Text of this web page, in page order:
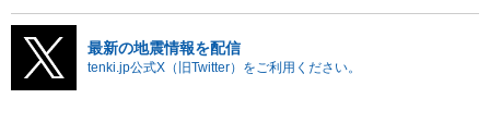
最新の地震情報を配信
tenki.jp公式X（旧Twitter）をご利用ください。